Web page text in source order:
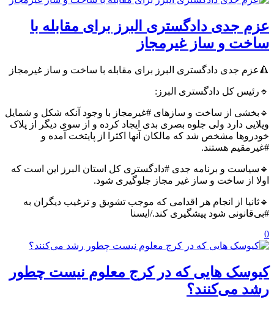
عزم جدی دادگستری البرز برای مقابله با
ساخت و ساز غیرمجاز
🔺عزم جدی دادگستری البرز برای مقابله با ساخت و ساز غیرمجاز
🔹رئیس کل دادگستری البرز:
🔹بخشی از ساخت و سازهای #غیرمجاز با وجود آنکه شکل و شمایل
ویلایی دارد ولی جلوه بصری بدی ایجاد کرده و از سوی دیگر از پلاک
خودروها مشخص شد که مالکان آنها اکثرا از پایتخت آمده‌ و
#غیرمقیم هستند.
🔹سیاست و برنامه جدی #دادگستری کل استان البرز این است که
اولا از ساخت و ساز غیر مجاز جلوگیری شود.
🔹ثانیا از انجام هر اقدامی که موجب تشویق و ترغیب دیگران به
#بی‌قانونی ‌شود پیشگیری کند./ایسنا
0
کیوسک هایی که در کرج معلوم نیست چطور
رشد می‌کنند؟